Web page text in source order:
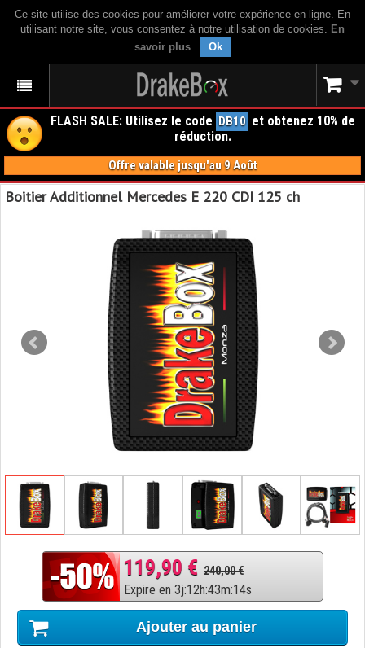
Ce site utilise des cookies pour améliorer votre expérience en ligne. En
utilisant notre site, vous consentez à notre utilisation de cookies. En
savoir plus. Ok
FLASH SALE: Utilisez le code DB10 et obtenez 10% de
réduction.
Offre valable jusqu'au 9 Août
Boitier Additionnel Mercedes E 220 CDI 125 ch
119,90 € 240,00 €
Expire en 3j:12h:43m:13s
Ajouter au panier